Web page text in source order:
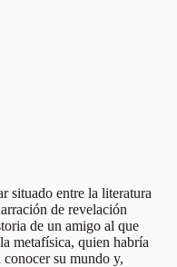
situado entre la literatura
de revelación
de un amigo al que
metafísica, quien habría
su mundo y,